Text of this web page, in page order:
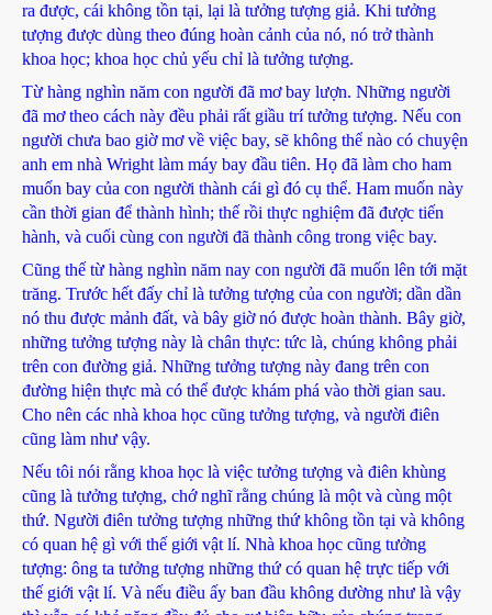
ra được, cái không tồn tại, lại là tưởng tượng giả. Khi tưởng
tượng được dùng theo đúng hoàn cảnh của nó, nó trở thành
khoa học; khoa học chủ yếu chỉ là tưởng tượng.
Từ hàng nghìn năm con người đã mơ bay lượn. Những người
đã mơ theo cách này đều phải rất giầu trí tưởng tượng. Nếu con
người chưa bao giờ mơ về việc bay, sẽ không thể nào có chuyện
anh em nhà Wright làm máy bay đầu tiên. Họ đã làm cho ham
muốn bay của con người thành cái gì đó cụ thể. Ham muốn này
cần thời gian để thành hình; thế rồi thực nghiệm đã được tiến
hành, và cuối cùng con người đã thành công trong việc bay.
Cũng thế từ hàng nghìn năm nay con người đã muốn lên tới mặt
trăng. Trước hết đấy chỉ là tưởng tượng của con người; dần dần
nó thu được mảnh đất, và bây giờ nó được hoàn thành. Bây giờ,
những tưởng tượng này là chân thực: tức là, chúng không phải
trên con đường giả. Những tưởng tượng này đang trên con
đường hiện thực mà có thể được khám phá vào thời gian sau.
Cho nên các nhà khoa học cũng tưởng tượng, và người điên
cũng làm như vậy.
Nếu tôi nói rằng khoa học là việc tưởng tượng và điên khùng
cũng là tưởng tượng, chớ nghĩ rằng chúng là một và cùng một
thứ. Người điên tưởng tượng những thứ không tồn tại và không
có quan hệ gì với thế giới vật lí. Nhà khoa học cũng tưởng
tượng: ông ta tưởng tượng những thứ có quan hệ trực tiếp với
thế giới vật lí. Và nếu điều ấy ban đầu không dường như là vậy